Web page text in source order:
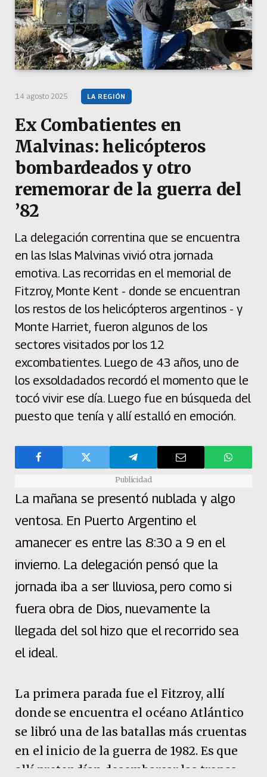
14 agosto 2025 LA REGIÓN
Ex Combatientes en
Malvinas: helicópteros
bombardeados y otro
rememorar de la guerra del
’82
La delegación correntina que se encuentra
en las Islas Malvinas vivió otra jornada
emotiva. Las recorridas en el memorial de
Fitzroy, Monte Kent - donde se encuentran
los restos de los helicópteros argentinos - y
Monte Harriet, fueron algunos de los
sectores visitados por los 12
excombatientes. Luego de 43 años, uno de
los exsoldadados recordó el momento que le
tocó vivir ese día. Luego fue en búsqueda del
puesto que tenía y allí estalló en emoción.
Publicidad
La mañana se presentó nublada y algo
ventosa. En Puerto Argentino el
amanecer es entre las 8:30 a 9 en el
invierno. La delegación pensó que la
jornada iba a ser lluviosa, pero como si
fuera obra de Dios, nuevamente la
llegada del sol hizo que el recorrido sea
el ideal.
La primera parada fue el Fitzroy, allí
donde se encuentra el océano Atlántico
se libró una de las batallas más cruentas
en el inicio de la guerra de 1982. Es que
allí pretendían desembarcar las tropas